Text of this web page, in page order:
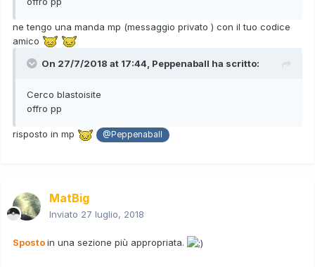
ne tengo una manda mp (messaggio privato ) con il tuo codice
amico
On 27/7/2018 at 17:44, Peppenaball ha scritto:
Cerco blastoisite
offro pp
risposto in mp @Peppenaball
MatBig
Inviato 27 luglio, 2018
Spostoin una sezione più appropriata.